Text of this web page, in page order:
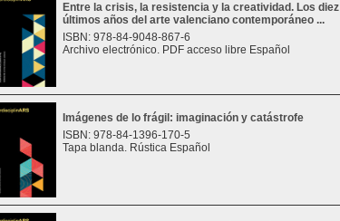
Entre la crisis, la resistencia y la creatividad. Los diez
últimos años del arte valenciano contemporáneo ...
ISBN: 978-84-9048-867-6
Archivo electrónico. PDF acceso libre Español
Imágenes de lo frágil: imaginación y catástrofe
ISBN: 978-84-1396-170-5
Tapa blanda. Rústica Español